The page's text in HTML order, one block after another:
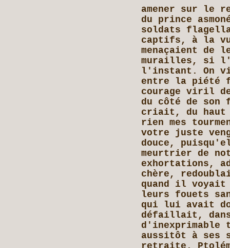
amener sur le
du prince
soldats
captifs, à la
menaçaient de
murailles, si
l'instant. On
entre la piété
courage viril
du côté de
criait, du haut
rien mes
votre juste
douce,
meurtrier de
exhortations,
chère,
quand il voyait
leurs fouets
qui lui avait
défaillait, dans
d'inexprimable
aussitôt à ses